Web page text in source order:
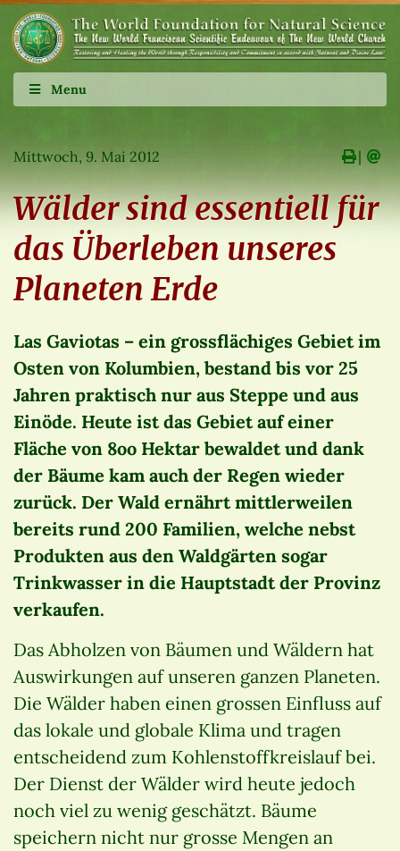
Menu
Mittwoch, 9. Mai 2012 ∣
Wälder sind essentiell für
das Überleben unseres
Planeten Erde
Las Gaviotas – ein grossflächiges Gebiet im
Osten von Kolumbien, bestand bis vor 25
Jahren praktisch nur aus Steppe und aus
Einöde. Heute ist das Gebiet auf einer
Fläche von 8oo Hektar bewaldet und dank
der Bäume kam auch der Regen wieder
zurück. Der Wald ernährt mittlerweilen
bereits rund 200 Familien, welche nebst
Produkten aus den Waldgärten sogar
Trinkwasser in die Hauptstadt der Provinz
verkaufen.
Das Abholzen von Bäumen und Wäldern hat
Auswirkungen auf unseren ganzen Planeten.
Die Wälder haben einen grossen Einfluss auf
das lokale und globale Klima und tragen
entscheidend zum Kohlenstoffkreislauf bei.
Der Dienst der Wälder wird heute jedoch
noch viel zu wenig geschätzt. Bäume
speichern nicht nur grosse Mengen an